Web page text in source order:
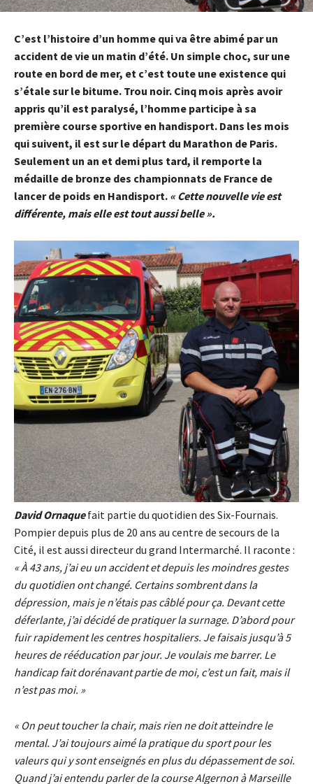
C’est l’histoire d’un homme qui va être abimé par un
accident de vie un matin d’été. Un simple choc, sur une
route en bord de mer, et c’est toute une existence qui
s’étale sur le bitume. Trou noir. Cinq mois après avoir
appris qu’il est paralysé, l’homme participe à sa
première course sportive en handisport. Dans les mois
qui suivent, il est sur le départ du Marathon de Paris.
Seulement un an et demi plus tard, il remporte la
médaille de bronze des championnats de France de
lancer de poids en Handisport. « Cette nouvelle vie est
différente, mais elle est tout aussi belle ».
David Ornaquefait partie du quotidien des Six-Fournais.
Pompier depuis plus de 20 ans au centre de secours de la
Cité, il est aussi directeur du grand Intermarché. Il raconte :
« À 43 ans, j’ai eu un accident et depuis les moindres gestes
du quotidien ont changé. Certains sombrent dans la
dépression, mais je n’étais pas câblé pour ça. Devant cette
déferlante, j’ai décidé de pratiquer la surnage. D’abord pour
fuir rapidement les centres hospitaliers. Je faisais jusqu’à 5
heures de rééducation par jour. Je voulais me barrer. Le
handicap fait dorénavant partie de moi, c’est un fait, mais il
n’est pas moi. »
« On peut toucher la chair, mais rien ne doit atteindre le
mental. J’ai toujours aimé la pratique du sport pour les
valeurs qui y sont enseignés en plus du dépassement de soi.
Quand j’ai entendu parler de la course Algernon à Marseille